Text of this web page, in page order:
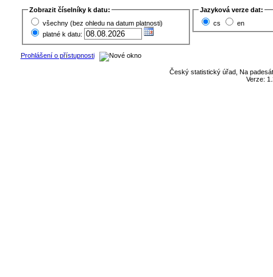
Zobrazit číselníky k datu:
všechny (bez ohledu na datum platnosti)
platné k datu:
Jazyková verze dat:
cs
en
Prohlášení o přístupnosti
Český statistický úřad, Na
Verze: